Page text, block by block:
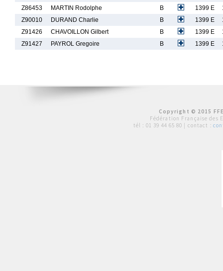
Z86453
MARTIN Rodolphe B 1399 E
Z90010
DURAND Charlie B 1399 E
Z91426
CHAVOILLON Gilbert B 1399 E
Z91427
PAYROL Gregoire B 1399 E
Copyright © 2015
Fédération Française des
tél : 01 39 44 65 80 | contact :